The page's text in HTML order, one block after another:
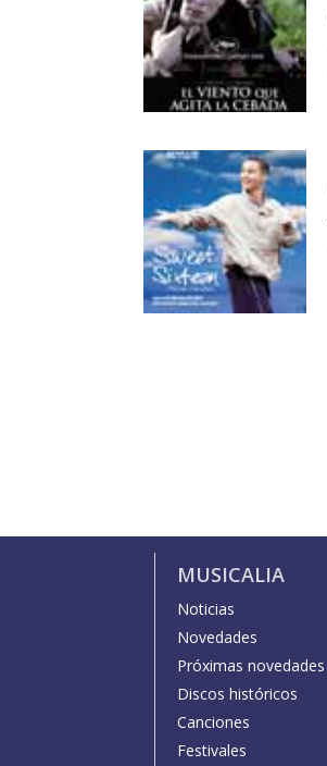
MUSICALIA
Noticias
Novedades
Próximas novedades
Discos históricos
Canciones
Festivales